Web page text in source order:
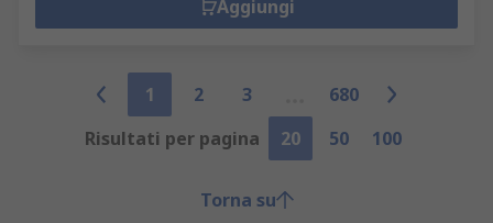
Aggiungi
1 2 3
680
Risultati per pagina
20 50 100
Torna su